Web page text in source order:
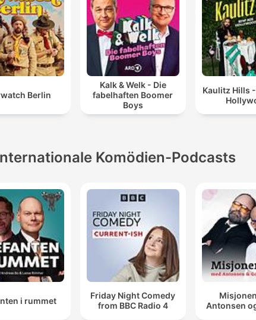
Berlin
Kalk & Welk - Die
fabelhaften Boomer
Boys
Kaulitz Hills
Komödien-Podcasts
i rummet
Friday Night Comedy
from BBC Radio 4
Antonsen